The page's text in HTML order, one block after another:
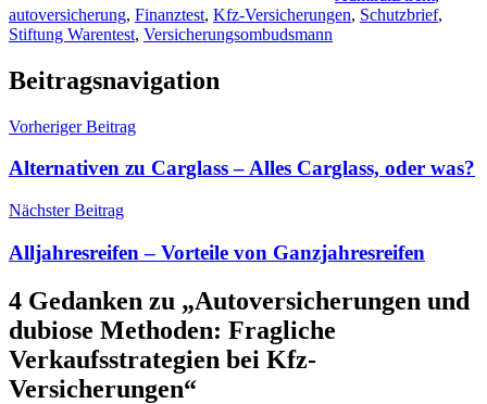
autoversicherung, Finanztest, Kfz-Versicherungen, Schutzbrief,
Stiftung Warentest, Versicherungsombudsmann
Beitragsnavigation
Vorheriger Beitrag
Alternativen zu Carglass – Alles Carglass, oder was?
Nächster Beitrag
Alljahresreifen – Vorteile von Ganzjahresreifen
4 Gedanken zu „Autoversicherungen und
dubiose Methoden: Fragliche
Verkaufsstrategien bei Kfz-
Versicherungen“